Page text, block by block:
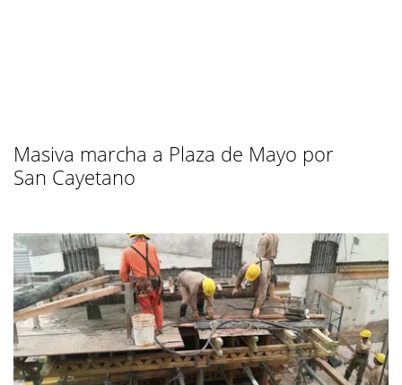
Masiva marcha a Plaza de Mayo por
San Cayetano